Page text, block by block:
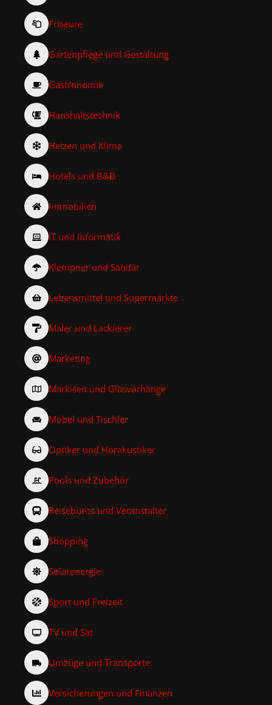
Friseure
Gartenpflege und Gestaltung
Gastronomie
Haushaltstechnik
Heizen und Klima
Hotels und B&B
Immobilien
IT und Informatik
Klempner und Sanitär
Lebensmittel und Supermärkte
Maler und Lackierer
Marketing
Markisen und Glasvorhänge
Möbel und Tischler
Optiker und Hörakustiker
Pools und Zubehör
Reisebüros und Veranstalter
Shopping
Solarenergie
Sport und Freizeit
TV und Sat
Umzüge und Transporte
Versicherungen und Finanzen